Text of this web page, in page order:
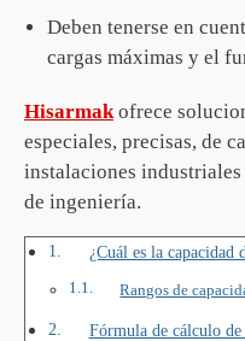
Deben tenerse en
cargas máximas y el
Hisarmakofrece
especiales, precisas, de
instalaciones industriales
de ingeniería.
¿Cuál es la capacidad
Rangos de
Fórmula de cálculo de